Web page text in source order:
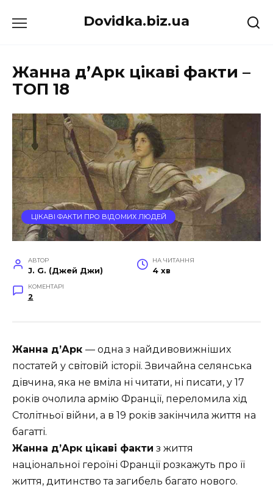
до
Dovidka.biz.ua
Жанна д’Арк цікаві факти –
ТОП 18
ЦІКАВІ ФАКТИ ПРО ВІДОМИХ ЛЮДЕЙ
АВТОР
J. G. (Джей Джи)
НА ЧИТАННЯ
4 хв
КОМЕНТАРІ
2
Жанна д’Арк — одна з найдивовижніших
постатей у світовій історії. Звичайна селянська
дівчина, яка не вміла ні читати, ні писати, у 17
років очолила армію Франції, переломила хід
Столітньої війни, а в 19 років закінчила життя на
багатті.
Жанна д’Арк цікаві факти з життя
національної героїні Франції розкажуть про її
життя, дитинство та загибель багато нового.